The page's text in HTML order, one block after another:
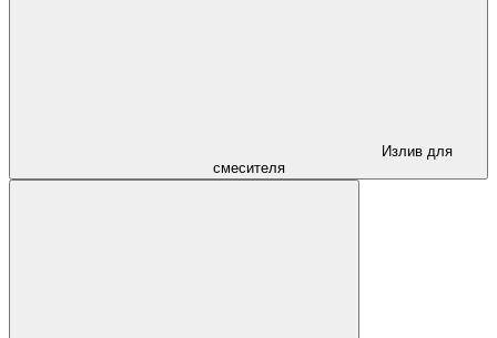
Излив для
смесителя